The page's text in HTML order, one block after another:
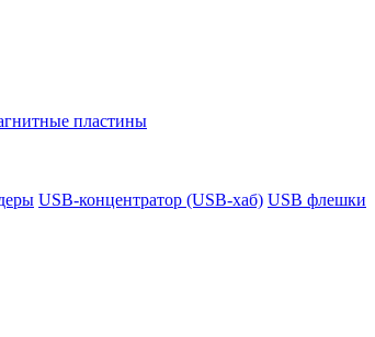
пластины
USB-концентратор (USB-хаб) USB флешки